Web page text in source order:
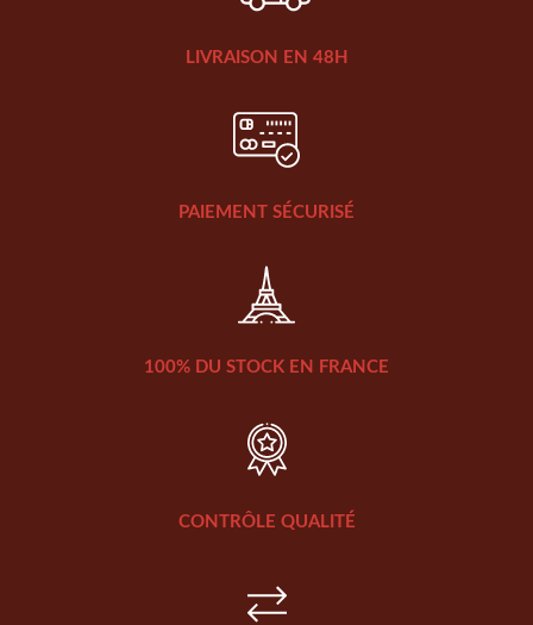
LIVRAISON EN 48H
PAIEMENT SÉCURISÉ
100% DU STOCK EN FRANCE
CONTRÔLE QUALITÉ